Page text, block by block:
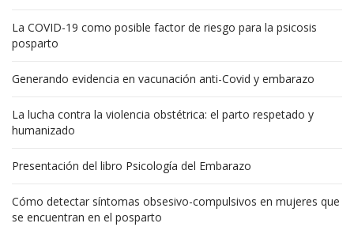
La COVID-19 como posible factor de riesgo para la psicosis
posparto
Generando evidencia en vacunación anti-Covid y embarazo
La lucha contra la violencia obstétrica: el parto respetado y
humanizado
Presentación del libro Psicología del Embarazo
Cómo detectar síntomas obsesivo-compulsivos en mujeres que
se encuentran en el posparto